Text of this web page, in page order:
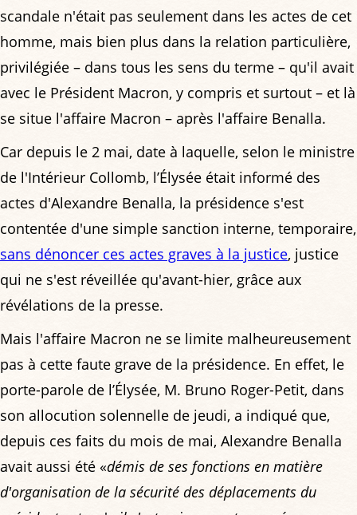
scandale n'était pas seulement dans les actes de cet
homme, mais bien plus dans la relation particulière,
privilégiée – dans tous les sens du terme – qu'il avait
avec le Président Macron, y compris et surtout – et là
se situe l'affaire Macron – après l'affaire Benalla.
Car depuis le 2 mai, date à laquelle, selon le ministre
de l'Intérieur Collomb, l’Élysée était informé des
actes d'Alexandre Benalla, la présidence s'est
contentée d'une simple sanction interne, temporaire,
sans dénoncer ces actes graves à la justice, justice
qui ne s'est réveillée qu'avant-hier, grâce aux
révélations de la presse.
Mais l'affaire Macron ne se limite malheureusement
pas à cette faute grave de la présidence. En effet, le
porte-parole de l’Élysée, M. Bruno Roger-Petit, dans
son allocution solennelle de jeudi, a indiqué que,
depuis ces faits du mois de mai, Alexandre Benalla
avait aussi été «démis de ses fonctions en matière
d'organisation de la sécurité des déplacements du